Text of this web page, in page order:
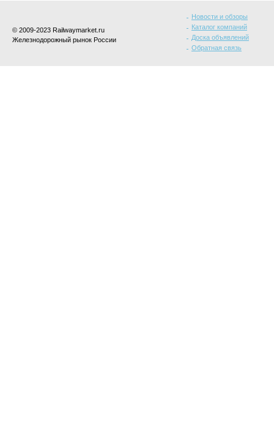
© 2009-2023 Railwaymarket.ru
Железнодорожный рынок России
Новости и обзоры
Каталог компаний
Доска объявлений
Обратная связь